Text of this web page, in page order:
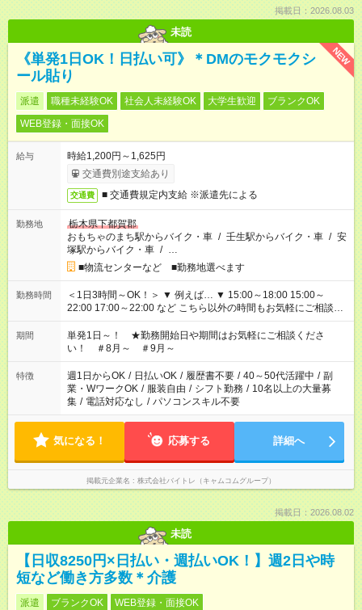
掲載日：2026.08.03
未読
NEW
《単発1日OK！日払い可》＊DMのモクモクシ
ール貼り
派遣 職種未経験OK 社会人未経験OK 大学生歓迎
ブランクOK
WEB登録・面接OK
給与
時給1,200円～1,625円
交通費別途支給あり
交通費 ■ 交通費規定内支給 ※派遣先による
勤務地
栃木県下都賀郡
おもちゃのまち駅からバイク・車 / 壬生駅からバイク・車 / 安
塚駅からバイク・車 / …
■物流センターなど ■勤務地選べます
勤務時間
＜1日3時間～OK！＞ ▼ 例えば… ▼ 15:00～18:00 15:00～
22:00 17:00～22:00 など こちら以外の時間もお気軽にご相談く
ださい！
期間
単発1日～！ ★勤務開始日や期間はお気軽にご相談くださ
い！ ＃8月～ ＃9月～
特徴 週1日からOK / 日払いOK / 履歴書不要 / 40～50代活躍中 / 副
業・WワークOK / 服装自由 / シフト勤務 / 10名以上の大量募
集 / 電話対応なし / パソコンスキル不要
気になる！ 応募する 詳細へ
掲載元企業名 株式会社バイトレ（キャムコムグループ）
掲載日：2026.08.02
未読
【日収8250円×日払い・週払いOK！】週2日や時
短など働き方多数＊介護
派遣 ブランクOK WEB登録・面接OK